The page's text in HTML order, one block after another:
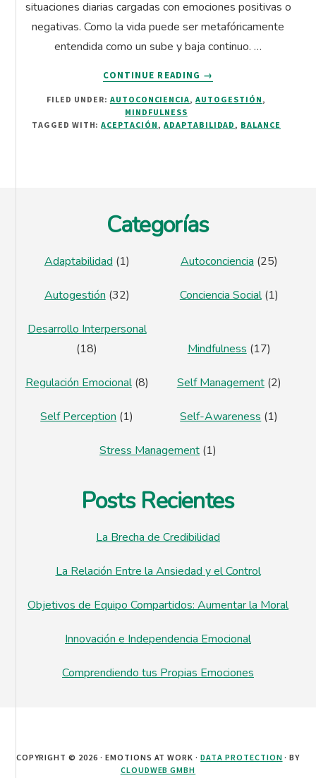
situaciones diarias cargadas con emociones positivas o
negativas. Como la vida puede ser metafóricamente
entendida como un sube y baja continuo. …
CONTINUE READING
ABOUT
EL
→
FILED UNDER: AUTOCONCIENCIA,AUTOGESTIÓN,
MINDFULNESS
TAGGED WITH:ACEPTACIÓN, ADAPTABILIDAD, BALANCE
Categorías
Adaptabilidad (1) Autoconciencia (25)
Autogestión (32) Conciencia Social(1)
Desarrollo Interpersonal
(18)
Mindfulness (17)
Regulación Emocional(8) Self Management(2)
Self Perception (1) Self-Awareness (1)
Stress Management (1)
Posts Recientes
La Brecha de Credibilidad
La Relación Entre la Ansiedad y el Control
Objetivos de Equipo Compartidos: Aumentar la Moral
Innovación e Independencia Emocional
Comprendiendo tus Propias Emociones
COPYRIGHT © 2026 · EMOTIONS AT WORK ·DATA PROTECTION · BY
CLOUDWEB GMBH